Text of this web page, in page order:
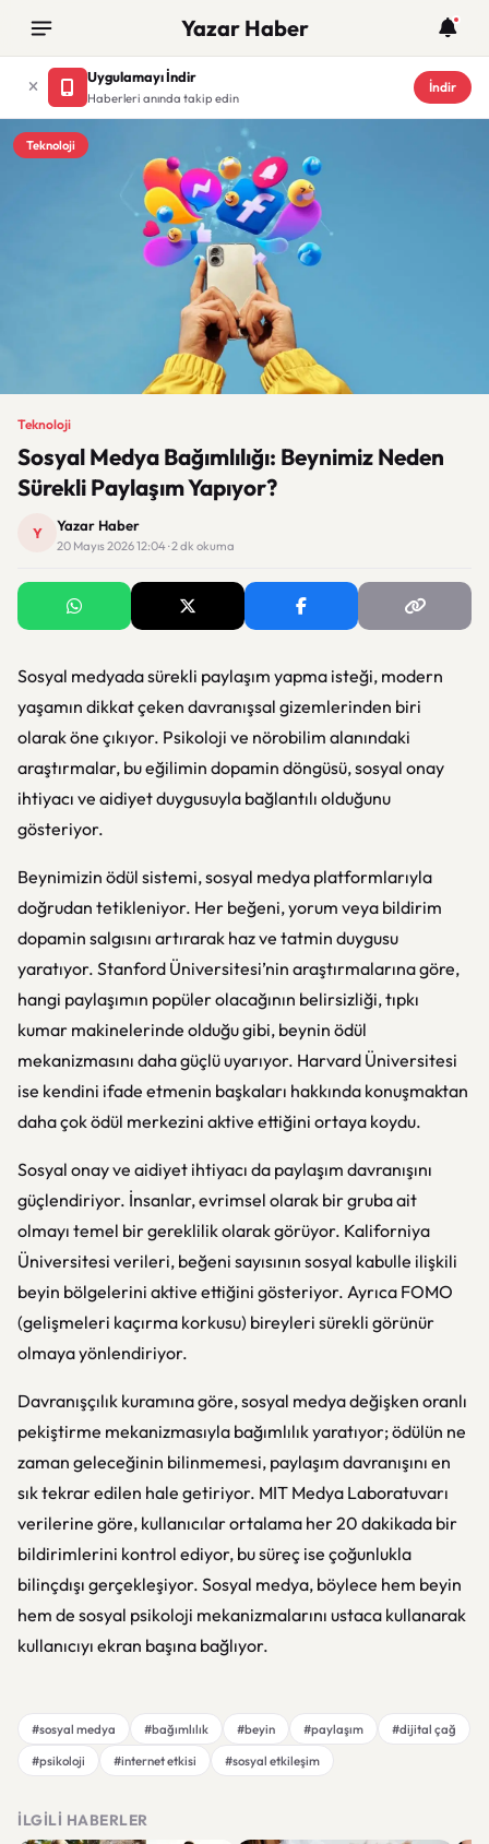
Yazar Haber
Uygulamayı İndir
Haberleri anında takip edin
İndir
Teknoloji
Teknoloji
Sosyal Medya Bağımlılığı: Beynimiz Neden
Sürekli Paylaşım Yapıyor?
Y Yazar Haber
20 Mayıs 2026 12:04 · 2 dk okuma
Sosyal medyada sürekli paylaşım yapma isteği, modern
yaşamın dikkat çeken davranışsal gizemlerinden biri
olarak öne çıkıyor. Psikoloji ve nörobilim alanındaki
araştırmalar, bu eğilimin dopamin döngüsü, sosyal onay
ihtiyacı ve aidiyet duygusuyla bağlantılı olduğunu
gösteriyor.
Beynimizin ödül sistemi, sosyal medya platformlarıyla
doğrudan tetikleniyor. Her beğeni, yorum veya bildirim
dopamin salgısını artırarak haz ve tatmin duygusu
yaratıyor. Stanford Üniversitesi’nin araştırmalarına göre,
hangi paylaşımın popüler olacağının belirsizliği, tıpkı
kumar makinelerinde olduğu gibi, beynin ödül
mekanizmasını daha güçlü uyarıyor. Harvard Üniversitesi
ise kendini ifade etmenin başkaları hakkında konuşmaktan
daha çok ödül merkezini aktive ettiğini ortaya koydu.
Sosyal onay ve aidiyet ihtiyacı da paylaşım davranışını
güçlendiriyor. İnsanlar, evrimsel olarak bir gruba ait
olmayı temel bir gereklilik olarak görüyor. Kaliforniya
Üniversitesi verileri, beğeni sayısının sosyal kabulle ilişkili
beyin bölgelerini aktive ettiğini gösteriyor. Ayrıca FOMO
(gelişmeleri kaçırma korkusu) bireyleri sürekli görünür
olmaya yönlendiriyor.
Davranışçılık kuramına göre, sosyal medya değişken oranlı
pekiştirme mekanizmasıyla bağımlılık yaratıyor; ödülün ne
zaman geleceğinin bilinmemesi, paylaşım davranışını en
sık tekrar edilen hale getiriyor. MIT Medya Laboratuvarı
verilerine göre, kullanıcılar ortalama her 20 dakikada bir
bildirimlerini kontrol ediyor, bu süreç ise çoğunlukla
bilinçdışı gerçekleşiyor. Sosyal medya, böylece hem beyin
hem de sosyal psikoloji mekanizmalarını ustaca kullanarak
kullanıcıyı ekran başına bağlıyor.
#sosyal medya #bağımlılık #beyin #paylaşım
#dijital çağ
#psikoloji
#internet etkisi #sosyal etkileşim
İLGILI HABERLER